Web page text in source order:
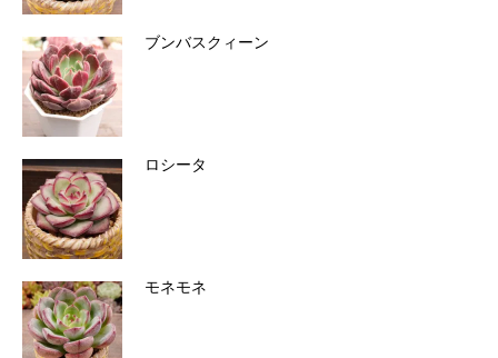
ブンバスクィーン
ロシータ
モネモネ